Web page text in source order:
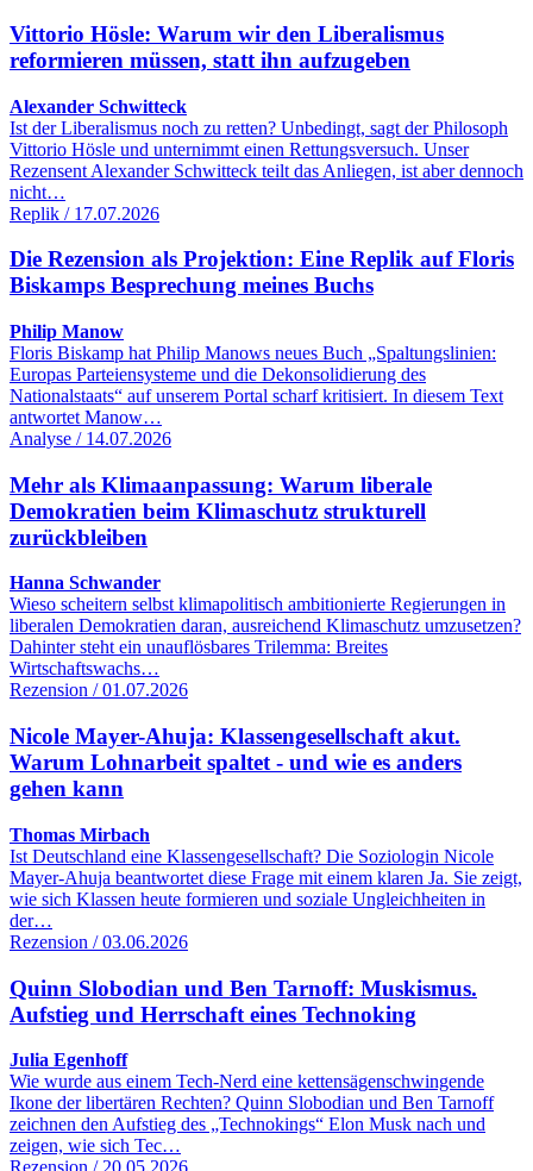
Vittorio Hösle: Warum wir den Liberalismus
reformieren müssen, statt ihn aufzugeben
Alexander Schwitteck
Ist der Liberalismus noch zu retten? Unbedingt, sagt der Philosoph
Vittorio Hösle und unternimmt einen Rettungsversuch. Unser
Rezensent Alexander Schwitteck teilt das Anliegen, ist aber dennoch
nicht…
Replik / 17.07.2026
Die Rezension als Projektion: Eine Replik auf Floris
Biskamps Besprechung meines Buchs
Philip Manow
Floris Biskamp hat Philip Manows neues Buch „Spaltungslinien:
Europas Parteiensysteme und die Dekonsolidierung des
Nationalstaats“ auf unserem Portal scharf kritisiert. In diesem Text
antwortet Manow…
Analyse / 14.07.2026
Mehr als Klimaanpassung: Warum liberale
Demokratien beim Klimaschutz strukturell
zurückbleiben
Hanna Schwander
Wieso scheitern selbst klimapolitisch ambitionierte Regierungen in
liberalen Demokratien daran, ausreichend Klimaschutz umzusetzen?
Dahinter steht ein unauflösbares Trilemma: Breites
Wirtschaftswachs…
Rezension / 01.07.2026
Nicole Mayer-Ahuja: Klassengesellschaft akut.
Warum Lohnarbeit spaltet - und wie es anders
gehen kann
Thomas Mirbach
Ist Deutschland eine Klassengesellschaft? Die Soziologin Nicole
Mayer-Ahuja beantwortet diese Frage mit einem klaren Ja. Sie zeigt,
wie sich Klassen heute formieren und soziale Ungleichheiten in
der…
Rezension / 03.06.2026
Quinn Slobodian und Ben Tarnoff: Muskismus.
Aufstieg und Herrschaft eines Technoking
Julia Egenhoff
Wie wurde aus einem Tech-Nerd eine kettensägenschwingende
Ikone der libertären Rechten? Quinn Slobodian und Ben Tarnoff
zeichnen den Aufstieg des „Technokings“ Elon Musk nach und
zeigen, wie sich Tec…